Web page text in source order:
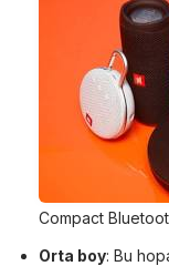
Compact
Orta boy: Bu